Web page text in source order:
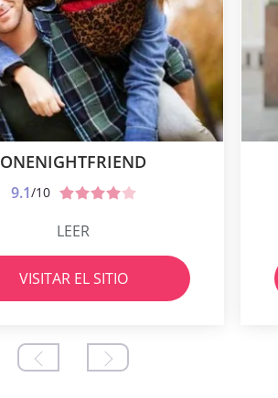
ONENIGHTFRIEND
9.1/10
LEER
VISITAR EL SITIO